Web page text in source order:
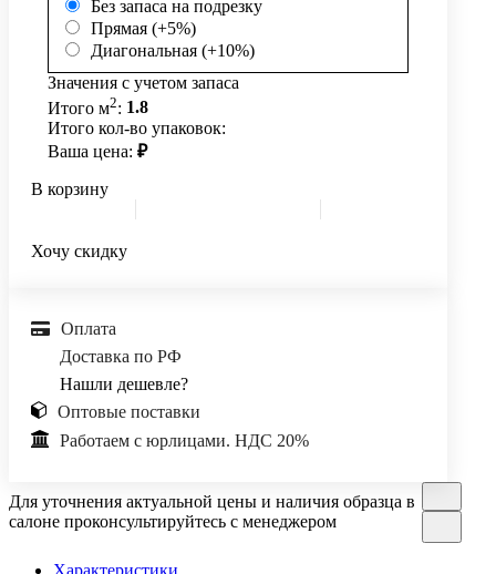
Без запаса на подрезку
Прямая (+5%)
Диагональная (+10%)
Значения с учетом запаса
Итого м2: 1.8
Итого кол-во упаковок:
Ваша цена: ₽
В корзину
Хочу скидку
Оплата
Доставка по РФ
Нашли дешевле?
Оптовые поставки
Работаем с юрлицами. НДС 20%
Для уточнения актуальной цены и наличия образца в
салоне проконсультируйтесь с менеджером
Характеристики